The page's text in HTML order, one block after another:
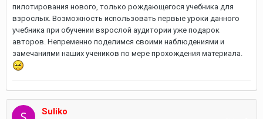
пилотирования нового, только рождающегося учебника для
взрослых. Возможность использовать первые уроки данного
учебника при обучении взрослой аудитории уже подарок
авторов. Непременно поделимся своими наблюдениями и
замечаниями наших учеников по мере прохождения материала.
Suliko